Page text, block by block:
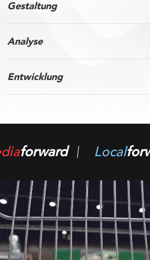
Gestaltung
Analyse
Entwicklung
Growthforward